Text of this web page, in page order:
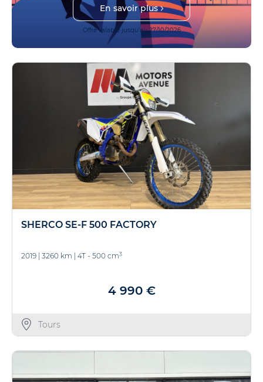
En savoir plus
Offre valable jusqu'au 27/10/2026
SHERCO SE-F 500 FACTORY
2019 3260 km 4T - 500 cm3
4 990 €
Tours